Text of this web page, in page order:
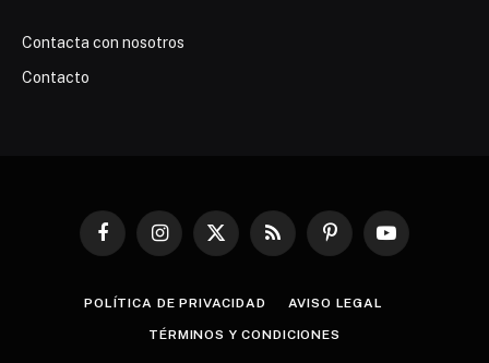
Contacta con nosotros
Contacto
FacebookInstagram
X
RSS PinterestYouTube
POLÍTICA DE PRIVACIDAD AVISO LEGAL
TÉRMINOS Y CONDICIONES